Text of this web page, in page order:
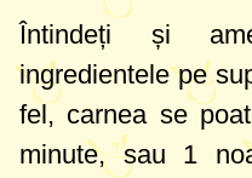
Întindeți și
ingredientele pe
fel, carnea se
minute, sau 1